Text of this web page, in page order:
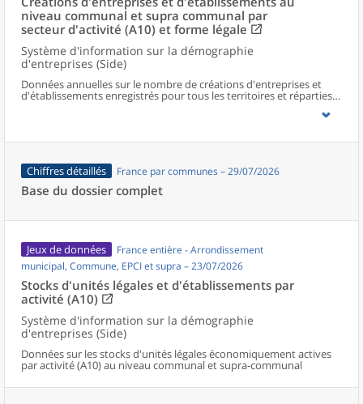
niveau communal et supra communal par
secteur d'activité (A10) et forme légale
Système d'information sur la démographie
d'entreprises (Side)
Données annuelles sur le nombre de créations d'entreprises et
d'établissements enregistrés pour tous les territoires et réparties
selon le secteur d’activité et la forme légale.
Chiffres détaillés France par communes – 29/07/2026
Base du dossier complet
Jeux de données
France entière - Arrondissement
municipal, Commune, EPCI et supra – 23/07/2026
Stocks d'unités légales et d'établissements par
activité (A10)
Système d'information sur la démographie
d'entreprises (Side)
Données sur les stocks d'unités légales économiquement actives
par activité (A10) au niveau communal et supra-communal